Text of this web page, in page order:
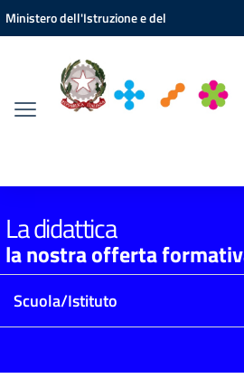
Vai ai contenuti
Vai al menu di navigazione
Vai al footer
Ministero dell'Istruzione e del
La didattica
la nostra offerta
Scuola/Istituto